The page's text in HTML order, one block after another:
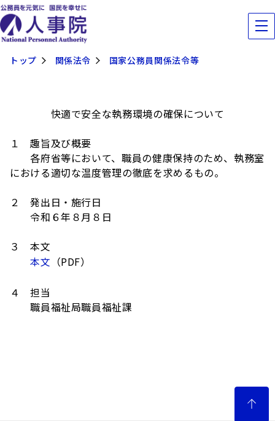
トップ 関係法令 国家公務員関係法令等
快適で安全な執務環境の確保について
１ 趣旨及び概要
各府省等において、職員の健康保持のため、執務室
における適切な温度管理の徹底を求めるもの。
２ 発出日・施行日
令和６年８月８日
３ 本文
本文 （PDF）
４ 担当
職員福祉局職員福祉課